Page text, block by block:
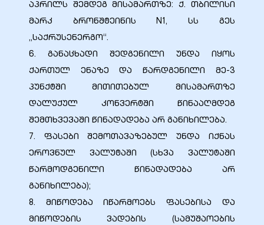
აპრილს შემდეგ მისამართზე: ქ. თბილისი
მარკ ბრონშტეინის N1, სს გეს
„საქრუსენერგო“.
6. განაცხადი შედგენილი უნდა იყოს
ქართულ ენაზე და წარდგენილი მე-3
პუნქტში მითითებულ მისამართზე
დალუქულ კონვერტში წინააღმდეგ
შემთხვევაში წინადადება არ განიხილება.
7. ფასები შემოთავაზებულ უნდა იქნას
ეროვნულ ვალუტაში (სხვა ვალუტაში
წარმოდგენილი წინადადება არ
განიხილება);
8. მიწოდება იწარმოებს ფასებისა და
მიწოდების ვადების (სამუშაოების